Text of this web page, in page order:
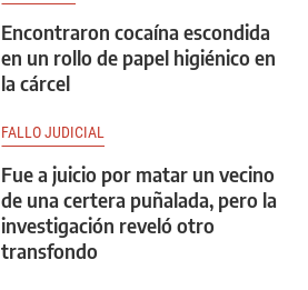
Encontraron cocaína escondida
en un rollo de papel higiénico en
la cárcel
FALLO JUDICIAL
Fue a juicio por matar un vecino
de una certera puñalada, pero la
investigación reveló otro
transfondo